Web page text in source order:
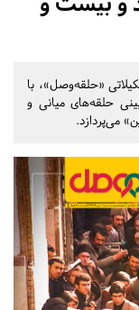
«حلقه‌وصل»، با
حلقه‌های میانی و
می‌پردازد.